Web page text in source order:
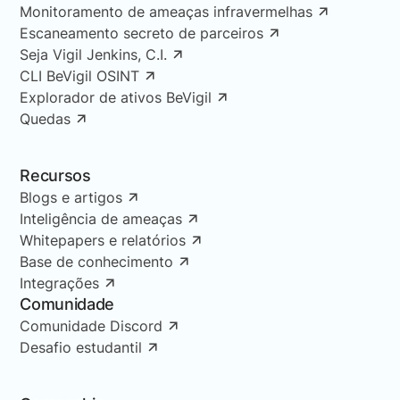
Monitoramento de ameaças infravermelhas
Escaneamento secreto de parceiros
Seja Vigil Jenkins, C.I.
CLI BeVigil OSINT
Explorador de ativos BeVigil
Quedas
Recursos
Blogs e artigos
Inteligência de ameaças
Whitepapers e relatórios
Base de conhecimento
Integrações
Comunidade
Comunidade Discord
Desafio estudantil